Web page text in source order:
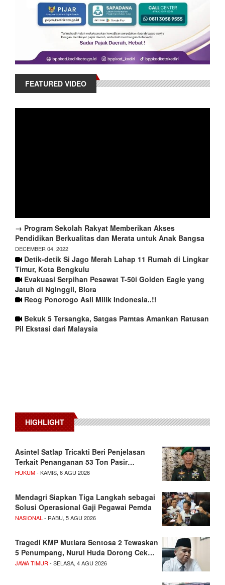
FEATURED VIDEO
→ Program Sekolah Rakyat Memberikan Akses
Pendidikan Berkualitas dan Merata untuk Anak Bangsa
DECEMBER 04, 2022
Detik-detik Si Jago Merah Lahap 11 Rumah di Lingkar
Timur, Kota Bengkulu
Evakuasi Serpihan Pesawat T-50i Golden Eagle yang
Jatuh di Nginggil, Blora
Reog Ponorogo Asli Milik Indonesia..!!
Bekuk 5 Tersangka, Satgas Pamtas Amankan Ratusan
Pil Ekstasi dari Malaysia
HIGHLIGHT
Asintel Satlap Tricakti Beri Penjelasan
Terkait Penanganan 53 Ton Pasir…
HUKUM- KAMIS, 6 AGU 2026
Mendagri Siapkan Tiga Langkah sebagai
Solusi Operasional Gaji Pegawai Pemda
NASIONAL - RABU, 5 AGU 2026
Tragedi KMP Mutiara Sentosa 2 Tewaskan
5 Penumpang, Nurul Huda Dorong Cek…
JAWA TIMUR - SELASA, 4 AGU 2026